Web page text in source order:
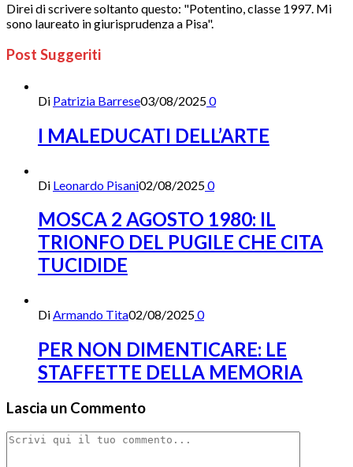
Direi di scrivere soltanto questo: "Potentino, classe 1997. Mi
sono laureato in giurisprudenza a Pisa".
Post Suggeriti
Di Patrizia Barrese03/08/20250
I MALEDUCATI DELL’ARTE
Di Leonardo Pisani02/08/20250
MOSCA 2 AGOSTO 1980: IL
TRIONFO DEL PUGILE CHE CITA
TUCIDIDE
DiArmando Tita02/08/20250
PER NON DIMENTICARE: LE
STAFFETTE DELLA MEMORIA
Lascia un Commento